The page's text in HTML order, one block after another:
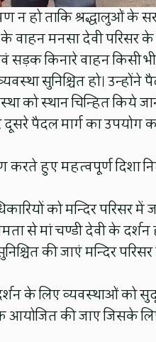
न हो ताकि श्रद्धालुओं
के वाहन मनसा देवी परिसर
सड़क किनारे वाहन किसी
सुनिश्चित हो। उन्होंने
को स्थान चिन्हित किये
पैदल मार्ग का उपयोग
हुए महत्वपूर्ण दिशा
को मन्दिर परिसर
से मां चण्डी देवी के दर्शन
की जाएं मन्दिर
के लिए व्यवस्थाओं को
आयोजित की जाए जिसके